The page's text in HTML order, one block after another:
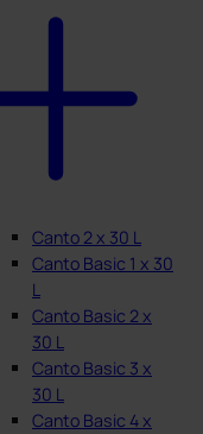
Canto 2 x 30 L
Canto Basic 1 x 30
L
Canto Basic 2 x
30 L
Canto Basic 3 x
30 L
Canto Basic 4 x